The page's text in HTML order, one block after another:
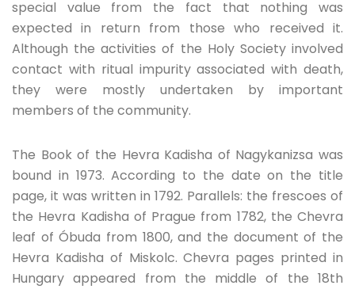
special value from the fact that nothing was
expected in return from those who received it.
Although the activities of the Holy Society involved
contact with ritual impurity associated with death,
they were mostly undertaken by important
members of the community.
The Book of the Hevra Kadisha of Nagykanizsa was
bound in 1973. According to the date on the title
page, it was written in 1792. Parallels: the frescoes of
the Hevra Kadisha of Prague from 1782, the Chevra
leaf of Óbuda from 1800, and the document of the
Hevra Kadisha of Miskolc. Chevra pages printed in
Hungary appeared from the middle of the 18th